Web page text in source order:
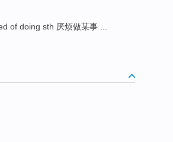
of doing sth 厌烦做某事 ...